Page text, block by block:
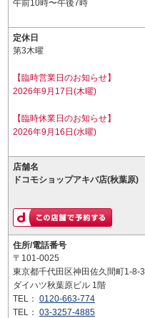
午前10時〜午後7時
定休日
第3木曜
【臨時営業日のお知らせ】
2026年9月17日(木曜)
【臨時休業日のお知らせ】
2026年9月16日(水曜)
店舗名
ドコモショップアキバ店(秋葉原)
住所/電話番号
〒101-0025
東京都千代田区神田佐久間町1-8-3
ダイハツ秋葉原ビル 1階
TEL： 0120-663-774
TEL： 03-3257-4885